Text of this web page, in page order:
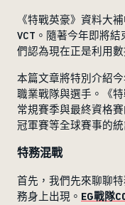
《特戰英豪》資料大
VCT。隨著今年即將
們認為現在正是利用
本篇文章將特別介紹
職業戰隊與選手。《
常規賽季與最終資格
冠軍賽等全球賽事的
特務混戰
首先，我們先來聊聊
務身上出現。 EG戰隊